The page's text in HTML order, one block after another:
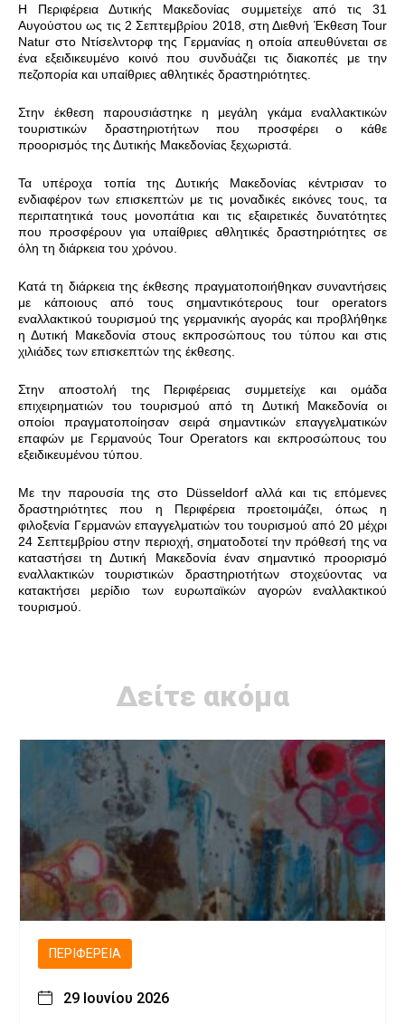
Η Περιφέρεια Δυτικής Μακεδονίας συμμετείχε από τις 31
Αυγούστου ως τις 2 Σεπτεμβρίου 2018, στη Διεθνή Έκθεση Tour
Natur στο Ντίσελντορφ της Γερμανίας η οποία απευθύνεται σε
ένα εξειδικευμένο κοινό που συνδυάζει τις διακοπές με την
πεζοπορία και υπαίθριες αθλητικές δραστηριότητες.
Στην έκθεση παρουσιάστηκε η μεγάλη γκάμα εναλλακτικών
τουριστικών δραστηριοτήτων που προσφέρει ο κάθε
προορισμός της Δυτικής Μακεδονίας ξεχωριστά.
Τα υπέροχα τοπία της Δυτικής Μακεδονίας κέντρισαν το
ενδιαφέρον των επισκεπτών με τις μοναδικές εικόνες τους, τα
περιπατητικά τους μονοπάτια και τις εξαιρετικές δυνατότητες
που προσφέρουν για υπαίθριες αθλητικές δραστηριότητες σε
όλη τη διάρκεια του χρόνου.
Κατά τη διάρκεια της έκθεσης πραγματοποιήθηκαν συναντήσεις
με κάποιους από τους σημαντικότερους tour
operators
εναλλακτικού τουρισμού της γερμανικής αγοράς και προβλήθηκε
η Δυτική Μακεδονία στους εκπροσώπους του τύπου και στις
χιλιάδες των επισκεπτών της έκθεσης.
Στην αποστολή της Περιφέρειας συμμετείχε και ομάδα
επιχειρηματιών του τουρισμού από τη Δυτική Μακεδονία οι
οποίοι πραγματοποίησαν σειρά σημαντικών επαγγελματικών
επαφών με Γερμανούς TourOperators και εκπροσώπους του
εξειδικευμένου τύπου.
Με την παρουσία της στο Düsseldorf αλλά και τις επόμενες
δραστηριότητες που η Περιφέρεια προετοιμάζει, όπως η
φιλοξενία Γερμανών επαγγελματιών του τουρισμού από 20 μέχρι
24 Σεπτεμβρίου στην περιοχή, σηματοδοτεί την πρόθεσή της να
καταστήσει τη Δυτική Μακεδονία έναν σημαντικό προορισμό
εναλλακτικών τουριστικών δραστηριοτήτων στοχεύοντας να
κατακτήσει μερίδιο των ευρωπαϊκών αγορών εναλλακτικού
τουρισμού.
Δείτε ακόμα
ΠΕΡΙΦΈΡΕΙΑ
29 Ιουνίου 2026